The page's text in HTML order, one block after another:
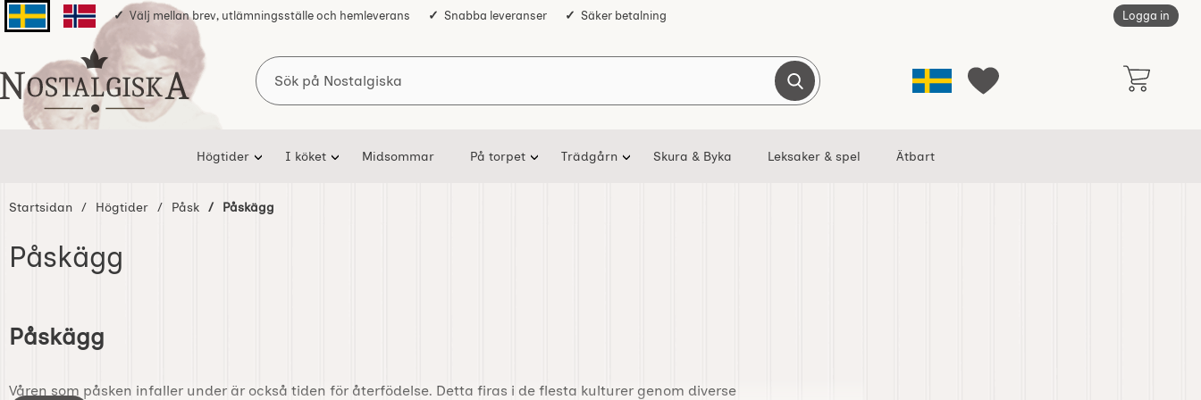
Svenska sidanNorska sidan
Välj mellan brev, utlämningsställe och hemleverans Snabba leveranser Säker betalning Logga in
Startsidan för Nostalgiska Sverige Mina favoriter
Sök
Genomför sökning
Högtider I köket Midsommar På torpet Trädgårn Skura & Byka Leksaker & spel Ätbart
Startsidan Högtider Påsk Påskägg
Påskägg
till
produkter
Påskägg
Våren som påsken infaller under är också tiden för återfödelse. Detta firas i de flesta kulturer genom diverse